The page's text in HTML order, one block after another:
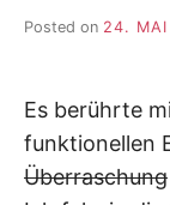
Posted on 24.
Es berührte
funktionellen
Überraschung